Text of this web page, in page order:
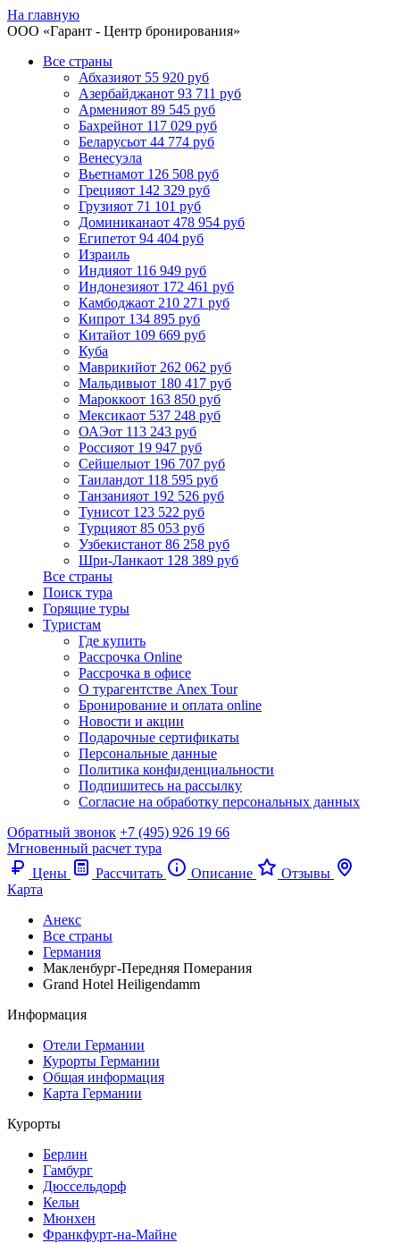
На главную
ООО «Гарант - Центр бронирования»
Все страны
Абхазияот 55 920 руб
Азербайджанот 93 711 руб
Арменияот 89 545 руб
Бахрейнот 117 029 руб
Беларусьот 44 774 руб
Венесуэла
Вьетнамот 126 508 руб
Грецияот 142 329 руб
Грузияот 71 101 руб
Доминиканаот 478 954 руб
Египетот 94 404 руб
Израиль
Индияот 116 949 руб
Индонезияот 172 461 руб
Камбоджаот 210 271 руб
Кипрот 134 895 руб
Китайот 109 669 руб
Куба
Маврикийот 262 062 руб
Мальдивыот 180 417 руб
Мароккоот 163 850 руб
Мексикаот 537 248 руб
ОАЭот 113 243 руб
Россияот 19 947 руб
Сейшелыот 196 707 руб
Таиландот 118 595 руб
Танзанияот 192 526 руб
Тунисот 123 522 руб
Турцияот 85 053 руб
Узбекистанот 86 258 руб
Шри-Ланкаот 128 389 руб
Все страны
Поиск тура
Горящие туры
Туристам
Где купить
Рассрочка Online
Рассрочка в офисе
О турагентстве Anex Tour
Бронирование и оплата online
Новости и акции
Подарочные сертификаты
Персональные данные
Политика конфиденциальности
Подпишитесь на рассылку
Согласие на обработку персональных данных
Обратный звонок +7 (495) 926 19 66
Мгновенный расчет тура
Цены
Рассчитать Описание
Отзывы
Карта
Анекс
Все страны
Германия
Макленбург-Передняя Померания
Grand Hotel Heiligendamm
Информация
Отели Германии
Курорты Германии
Общая информация
Карта Германии
Курорты
Берлин
Гамбург
Дюссельдорф
Кельн
Мюнхен
Франкфурт-на-Майне